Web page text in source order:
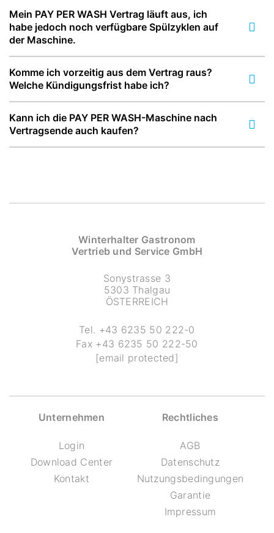
Mein PAY PER WASH Vertrag läuft aus, ich
habe jedoch noch verfügbare Spülzyklen auf
der Maschine.
Komme ich vorzeitig aus dem Vertrag raus?
Welche Kündigungsfrist habe ich?
Kann ich die PAY PER WASH-Maschine nach
Vertragsende auch kaufen?
Winterhalter Gastronom
Vertrieb und Service GmbH
Sonystrasse 3
5303 Thalgau
ÖSTERREICH
Tel. +43 6235 50 222-0
Fax +43 6235 50 222-50
[email protected]
Unternehmen
Login
Download Center
Kontakt
Rechtliches
AGB
Datenschutz
Nutzungsbedingungen
Garantie
Impressum